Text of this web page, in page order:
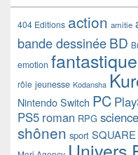
404 Editions action amitie
bande dessinéeBD
emotion fantastique
rôle jeunesse Kodansha
Nintendo Switch PC
PS5 roman RPG
shônen sport
Univers